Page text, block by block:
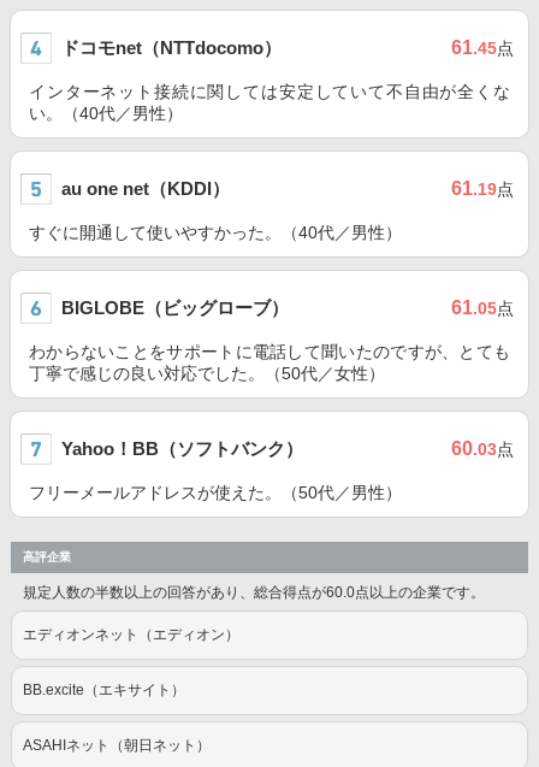
ドコモnet（NTTdocomo） 61.45点
インターネット接続に関しては安定していて不自由が全くな
い。（40代／男性）
au one net（KDDI） 61.19点
すぐに開通して使いやすかった。（40代／男性）
BIGLOBE（ビッグローブ） 61.05点
わからないことをサポートに電話して聞いたのですが、とても
丁寧で感じの良い対応でした。（50代／女性）
Yahoo！BB（ソフトバンク） 60.03点
フリーメールアドレスが使えた。（50代／男性）
高評企業
規定人数の半数以上の回答があり、総合得点が60.0点以上の企業です。
エディオンネット（エディオン）
BB.excite（エキサイト）
ASAHIネット（朝日ネット）